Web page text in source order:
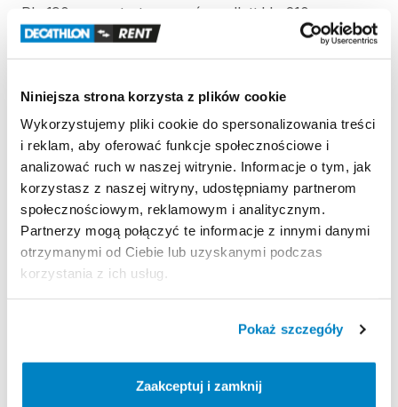
Niniejsza strona korzysta z plików cookie
Wykorzystujemy pliki cookie do spersonalizowania treści
i reklam, aby oferować funkcje społecznościowe i
analizować ruch w naszej witrynie. Informacje o tym, jak
korzystasz z naszej witryny, udostępniamy partnerom
społecznościowym, reklamowym i analitycznym.
Partnerzy mogą połączyć te informacje z innymi danymi
otrzymanymi od Ciebie lub uzyskanymi podczas
korzystania z ich usług.
Pokaż szczegóły
Zaakceptuj i zamknij
Pl.:
190 testmagasság mellett kb. 210
állítsd
Pl.: 150 cm-es testmagasság mellett kb. 170 cm-re
Szétszerelés
Az evező szétszereléséhez nyomd meg az evező
hátulján elhelyezett gombot és húzd meg az evező
mindkét felét!
A szétszerelt evező a SUP táskában vagy a
gépjármű csomagtartójában minden nehézség nélkül
elhelyezhető.
A szétszerelt evező mérete: